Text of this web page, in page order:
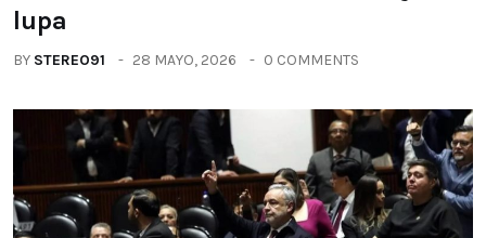
lupa
BY STEREO91 28 MAYO, 2026 0 COMMENTS